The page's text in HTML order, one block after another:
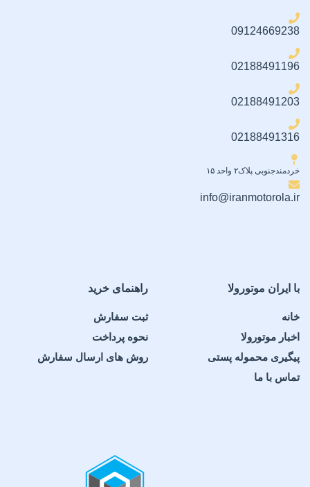
09124669238
02188491196
02188491203
02188491316
خردمندجنوبی پلاک۲ واحد ۱۵
info@iranmotorola.ir
با ایران موتورولا
خانه
اخبار موتورولا
پیگیری محموله پستی
تماس با ما
راهنمای خرید
ثبت سفارش
نحوه پرداخت
روش های ارسال سفارش